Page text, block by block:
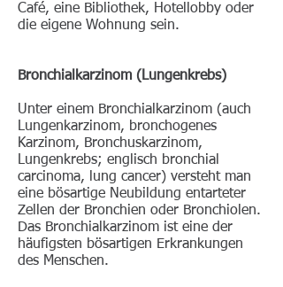
Café, eine Bibliothek, Hotellobby oder
die eigene Wohnung sein.
Bronchialkarzinom (Lungenkrebs)
Unter einem Bronchialkarzinom (auch
Lungenkarzinom, bronchogenes
Karzinom, Bronchuskarzinom,
Lungenkrebs; englisch bronchial
carcinoma, lung cancer) versteht man
eine bösartige Neubildung entarteter
Zellen der Bronchien oder Bronchiolen.
Das Bronchialkarzinom ist eine der
häufigsten bösartigen Erkrankungen
des Menschen.